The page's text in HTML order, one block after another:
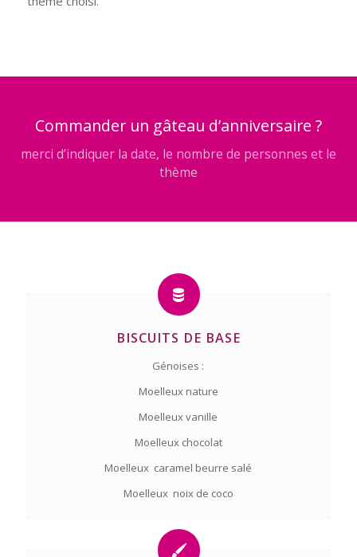
Commander un gâteau d’anniversaire ?
merci d’indiquer la date, le nombre de personnes et le
thème
BISCUITS DE BASE
Génoises :
Moelleux nature
Moelleux vanille
Moelleux chocolat
Moelleux caramel beurre salé
Moelleux noix de coco